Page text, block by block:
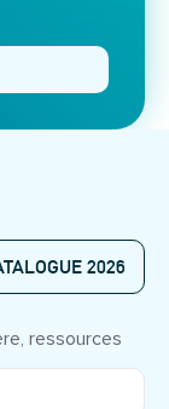
2026
ressources